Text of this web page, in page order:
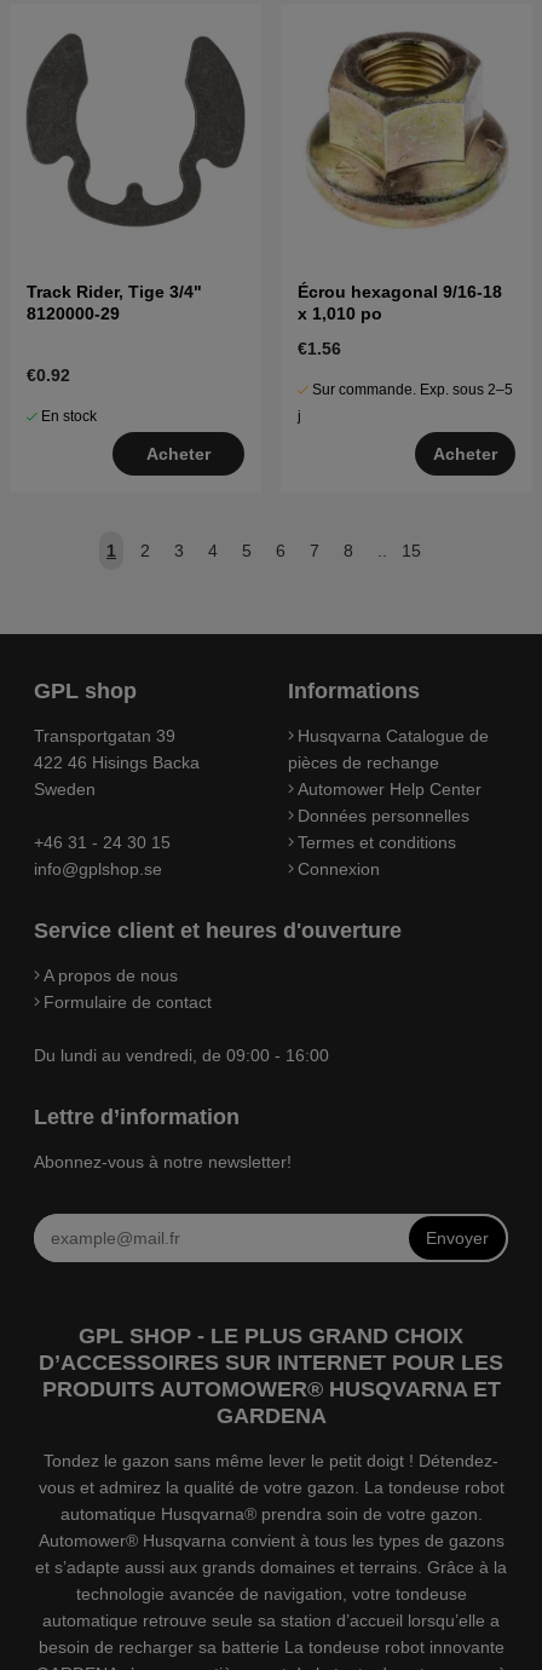
Track Rider, Tige 3/4"
8120000-29
€0.92
En stock
Acheter
Écrou hexagonal 9/16-18
x 1,010 po
€1.56
Sur commande. Exp. sous 2–5
j
Acheter
1 2 3 4 5 6 7 8 .. 15
GPL shop
Transportgatan 39
422 46 Hisings Backa
Sweden
+46 31 - 24 30 15
info@gplshop.se
Informations
Husqvarna Catalogue de
pièces de rechange
Automower Help Center
Données personnelles
Termes et conditions
Connexion
Service client et heures d'ouverture
A propos de nous
Formulaire de contact
Du lundi au vendredi, de 09:00 - 16:00
Lettre d’information
Abonnez-vous à notre newsletter!
Envoyer
GPL SHOP - LE PLUS GRAND CHOIX
D’ACCESSOIRES SUR INTERNET POUR LES
PRODUITS AUTOMOWER® HUSQVARNA ET
GARDENA
Tondez le gazon sans même lever le petit doigt ! Détendez-
vous et admirez la qualité de votre gazon. La tondeuse robot
automatique Husqvarna® prendra soin de votre gazon.
Automower® Husqvarna convient à tous les types de gazons
et s’adapte aussi aux grands domaines et terrains. Grâce à la
technologie avancée de navigation, votre tondeuse
automatique retrouve seule sa station d’accueil lorsqu’elle a
besoin de recharger sa batterie La tondeuse robot innovante